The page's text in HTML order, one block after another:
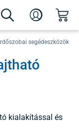
segédeszközök
kialakítással és